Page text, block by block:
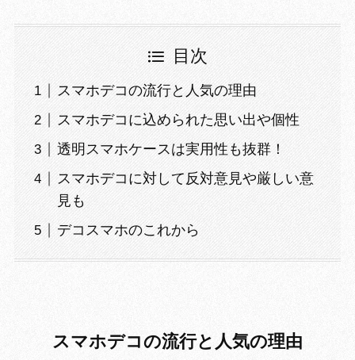
目次
スマホデコの流行と人気の理由
スマホデコに込められた思い出や個性
透明スマホケースは実用性も抜群！
スマホデコに対して反対意見や厳しい意
見も
デコスマホのこれから
スマホデコの流行と人気の理由